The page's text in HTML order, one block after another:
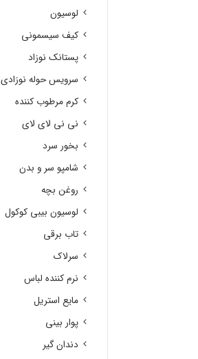
لوسیون
کیف سیسمونی
پستانک نوزاد
سرویس حوله نوزادی
کرم مرطوب کننده
نی نی لای لای
بخور سرد
شامپو سر و بدن
روغن بچه
لوسیون بیبی کوکول
تاب برقی
سرلاک
نرم کننده لباس
مایع استریل
پوار بینی
دندان گیر